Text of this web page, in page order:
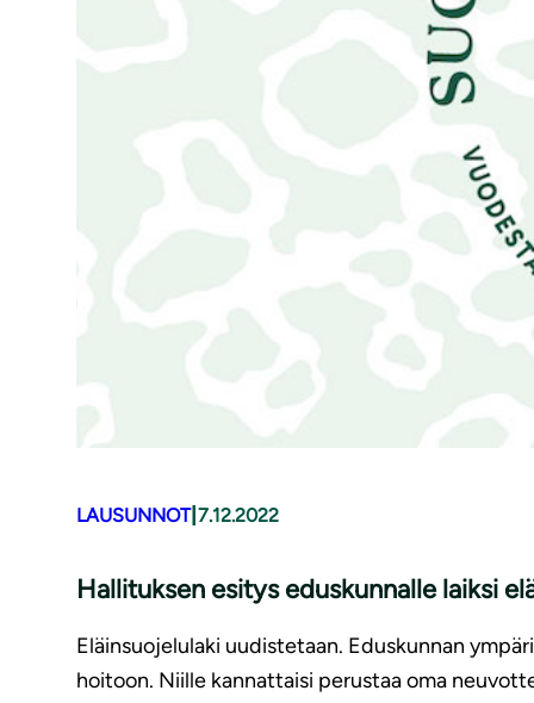
LAUSUNNOT| 7.12.2022
Hallituksen esitys eduskunnalle laiksi
Eläinsuojelulaki uudistetaan. Eduskunnan
hoitoon. Niille kannattaisi perustaa oma